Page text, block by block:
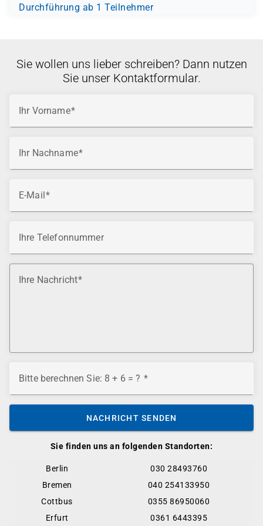
Durchführung ab 1 Teilnehmer
Sie finden uns an folgenden Standorten:
Berlin
030 28493760
Bremen
040 254133950
Cottbus
0355 86950060
Erfurt
0361 6443395
Sie wollen uns lieber schreiben? Dann nutzen
Sie unser Kontaktformular.
Ihr Vorname
Ihr Nachname
E-Mail
Ihre Telefonnummer
Ihre Nachricht
Bitte berechnen Sie: 8 + 6 = ?
NACHRICHT SENDEN